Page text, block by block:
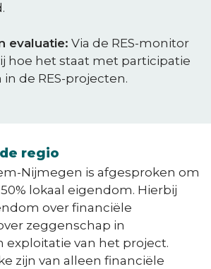
evaluatie: Via de RES-monitor
hoe het staat met participatie
de RES-projecten.
regio
Nijmegen is afgesproken om
lokaal eigendom. Hierbij
over financiële
zeggenschap in
exploitatie van het project.
zijn van alleen financiële